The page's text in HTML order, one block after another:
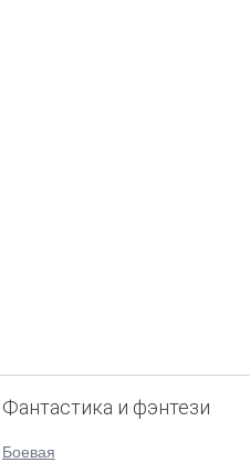
Фантастика и фэнтези
Боевая